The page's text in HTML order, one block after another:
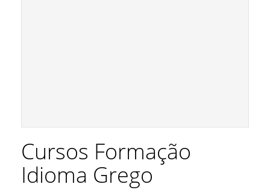
Cursos Formação
Idioma Grego